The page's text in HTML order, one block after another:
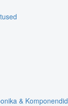
& Komponendid